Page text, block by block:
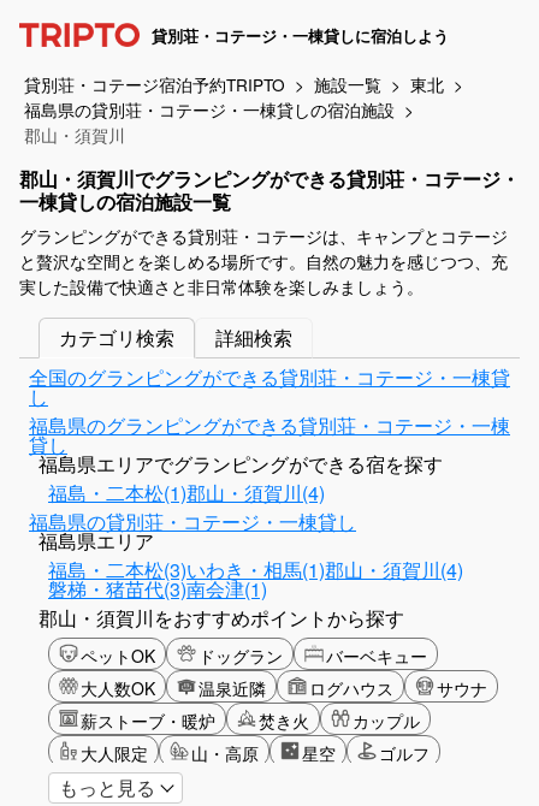
貸別荘・コテージ・一棟貸しに宿泊しよう
貸別荘・コテージ宿泊予約TRIPTO 施設一覧
東北
福島県の貸別荘・コテージ・一棟貸しの宿泊施設
郡山・須賀川
郡山・須賀川でグランピングができる貸別荘・コテージ・
一棟貸しの宿泊施設一覧
グランピングができる貸別荘・コテージは、キャンプとコテージ
と贅沢な空間とを楽しめる場所です。自然の魅力を感じつつ、充
実した設備で快適さと非日常体験を楽しみましょう。
カテゴリ検索
詳細検索
全国のグランピングができる貸別荘・コテージ・一棟貸
し
福島県のグランピングができる貸別荘・コテージ・一棟
貸し
福島県エリアでグランピングができる宿を探す
福島・二本松(1)郡山・須賀川(4)
福島県の貸別荘・コテージ・一棟貸し
福島県エリア
福島・二本松(3)いわき・相馬(1)郡山・須賀川(4)
磐梯・猪苗代(3)南会津(1)
郡山・須賀川をおすすめポイントから探す
ペットOK ドッグラン
バーベキュー
大人数OK
温泉近隣 ログハウス
サウナ
薪ストーブ・暖炉
焚き火
カップル
大人限定
山・高原 星空
ゴルフ
ガーデニング
もっと見る